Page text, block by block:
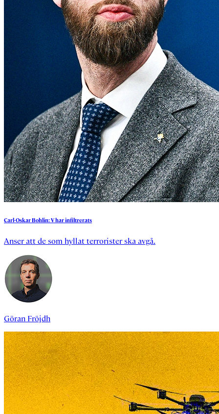
Carl-OskarBohlin:Vharinfiltrerats
Anser att de som hyllat terrorister ska avgå.
Göran Fröjdh